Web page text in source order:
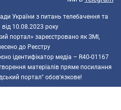
України з питань телебачення та
10.08.2023 року
портал» зареєстровано як ЗМІ,
до Реєстру
ідентифікатор медіа – R40-01167
матеріалів пряме посилання
портал" обов'язкове!